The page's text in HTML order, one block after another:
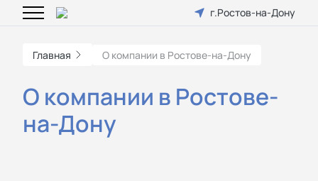
г.Ростов-на-Дону
Главная О компании в Ростове-на-Дону
О компании в Ростове-
на-Дону